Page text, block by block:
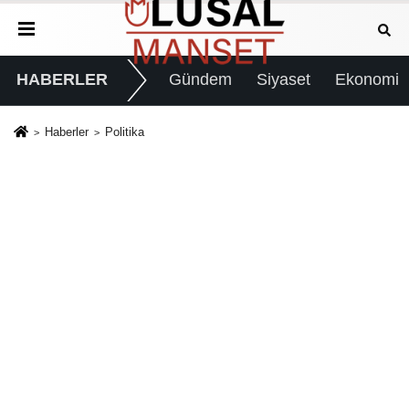
HABERLER Gündem Siyaset Ekonomi
Haberler Politika